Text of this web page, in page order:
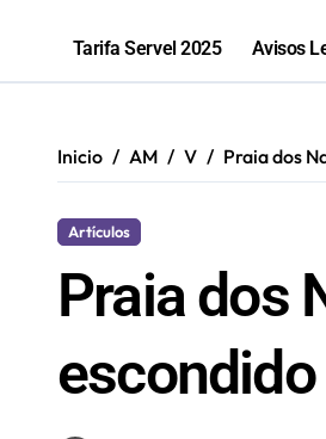
Tarifa Servel 2025 Avisos
Inicio AM V Praia dos
Artículos
Praia dos